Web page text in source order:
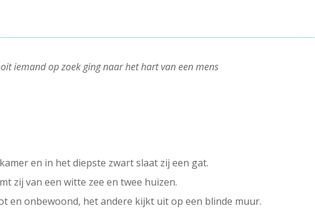
iemand op zoek ging naar het hart van een mens
en in het diepste zwart slaat zij een gat.
zij van een witte zee en twee huizen.
en onbewoond, het andere kijkt uit op een blinde muur.